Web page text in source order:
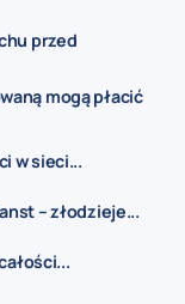
przed
mogą płacić
w sieci...
– złodzieje...